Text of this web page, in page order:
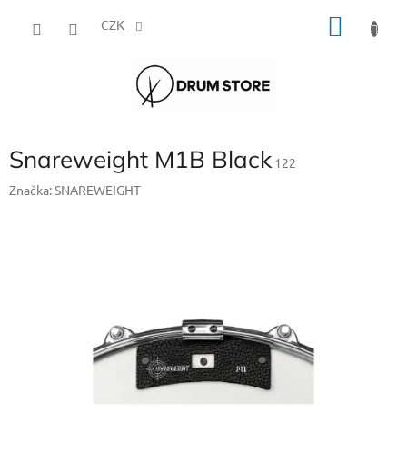
CZK
Snareweight M1B Black 122
Značka:SNAREWEIGHT